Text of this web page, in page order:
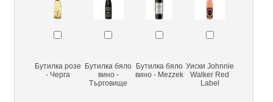
Бутилка розе
- Черга
Бутилка бяло
вино -
Търговище
Бутилка бяло
вино - Mezzek
Уиски Johnnie
Walker Red
Label